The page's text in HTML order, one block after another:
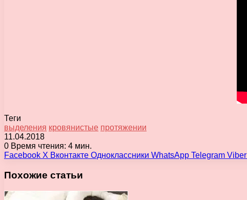
Теги
выделения кровянистые протяжении
11.04.2018
0 Время чтения: 4 мин.
Facebook X Вконтакте Одноклассники WhatsApp Telegram Viber
Похожие статьи